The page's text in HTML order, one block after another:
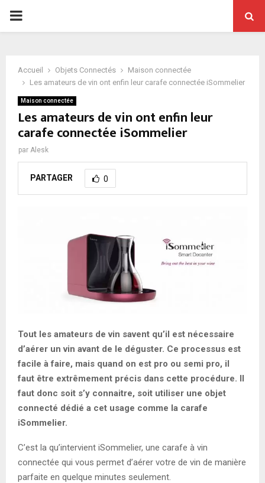
PRIMARY
Accueil Objets Connectés
Maison connectée
Les amateurs de vin ont enfin leur carafe connectée iSommelier
Maison connectée
Les amateurs de vin ont enfin leur
carafe connectée iSommelier
par Alesk
PARTAGER 0
Tout les amateurs de vin savent qu’il est nécessaire
d’aérer un vin avant de le déguster. Ce processus est
facile à faire, mais quand on est pro ou semi pro, il
faut être extrêmement précis dans cette procédure. Il
faut donc soit s’y connaitre, soit utiliser une objet
connecté dédié a cet usage comme la carafe
iSommelier.
C’est la qu’intervient iSommelier, une carafe à vin
connectée qui vous permet d’aérer votre de vin de manière
parfaite en quelque minutes seulement.